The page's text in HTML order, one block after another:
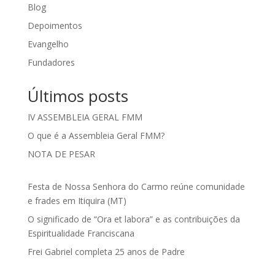
Blog
Depoimentos
Evangelho
Fundadores
Últimos posts
IV ASSEMBLEIA GERAL FMM
O que é a Assembleia Geral FMM?
NOTA DE PESAR
Festa de Nossa Senhora do Carmo reúne comunidade
e frades em Itiquira (MT)
O significado de “Ora et labora” e as contribuições da
Espiritualidade Franciscana
Frei Gabriel completa 25 anos de Padre